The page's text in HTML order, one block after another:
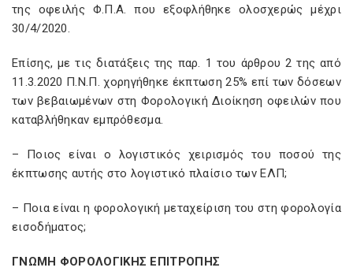
της οφειλής Φ.Π.Α. που εξοφλήθηκε ολοσχερώς μέχρι
30/4/2020.
Επίσης, με τις διατάξεις της παρ. 1 του άρθρου 2 της από
11.3.2020 Π.Ν.Π. χορηγήθηκε έκπτωση 25% επί των δόσεων
των βεβαιωμένων στη Φορολογική Διοίκηση οφειλών που
καταβλήθηκαν εμπρόθεσμα.
– Ποιος είναι ο λογιστικός χειρισμός του ποσού της
έκπτωσης αυτής στο λογιστικό πλαίσιο των ΕΛΠ;
– Ποια είναι η φορολογική μεταχείριση του στη φορολογία
εισοδήματος;
ΓΝΩΜΗ ΦΟΡΟΛΟΓΙΚΗΣ ΕΠΙΤΡΟΠΗΣ